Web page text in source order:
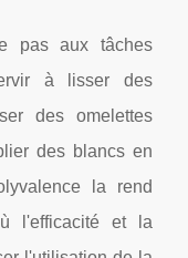
pas aux tâches
à lisser des
des omelettes
des blancs en
la rend
l'efficacité et la